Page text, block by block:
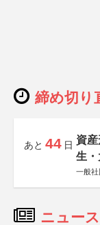
締め切り
あと 44 日 資
生・
一般
ニュース